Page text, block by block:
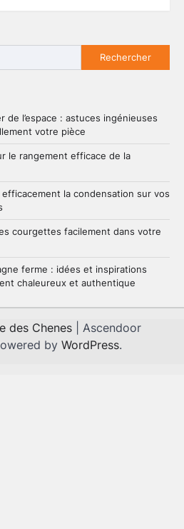
Rechercher
de l’espace : astuces ingénieuses
votre pièce
le rangement efficace de la
la condensation sur vos
courgettes facilement dans votre
ferme : idées et inspirations
chaleureux et authentique
des Chenes | Ascendoor
by WordPress.